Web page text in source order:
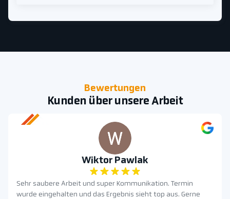
Bewertungen
Kunden über unsere Arbeit
Wiktor Pawlak
Sehr saubere Arbeit und super Kommunikation. Termin
wurde eingehalten und das Ergebnis sieht top aus. Gerne